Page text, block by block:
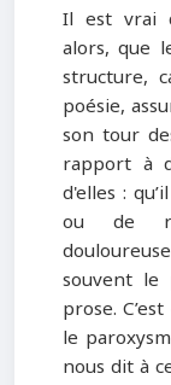
Il est vrai
alors, que
structure,
poésie,
son tour
rapport à
d'elles :
ou de
souvent
prose.
le
nous dit à